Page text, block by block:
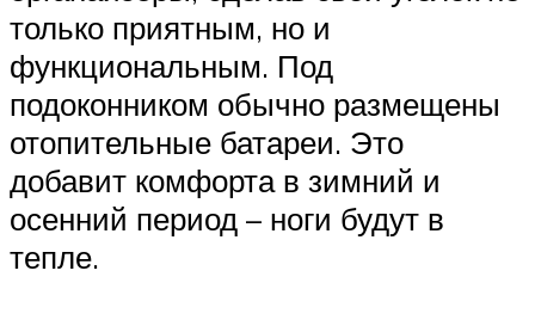
только приятным, но и
функциональным. Под
подоконником обычно размещены
отопительные батареи. Это
добавит комфорта в зимний и
осенний период – ноги будут в
тепле.